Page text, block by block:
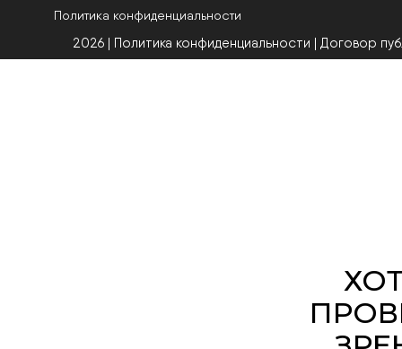
Политика конфиденциальности
2026 | Политика конфиденциальности | Договор